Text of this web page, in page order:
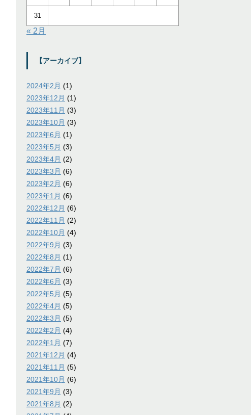
31
« 2月
【アーカイブ】
2024年2月 (1)
2023年12月 (1)
2023年11月 (3)
2023年10月 (3)
2023年6月 (1)
2023年5月 (3)
2023年4月 (2)
2023年3月 (6)
2023年2月 (6)
2023年1月 (6)
2022年12月 (6)
2022年11月 (2)
2022年10月 (4)
2022年9月 (3)
2022年8月 (1)
2022年7月 (6)
2022年6月 (3)
2022年5月 (5)
2022年4月 (5)
2022年3月 (5)
2022年2月 (4)
2022年1月 (7)
2021年12月 (4)
2021年11月 (5)
2021年10月 (6)
2021年9月 (3)
2021年8月 (2)